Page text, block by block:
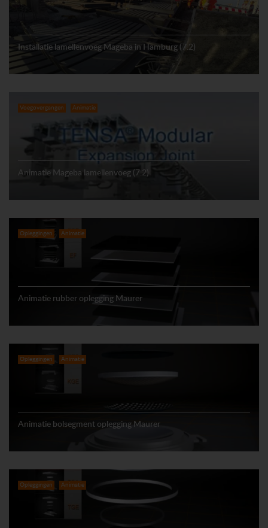
Installatie lamellenvoeg Mageba in Hamburg (7.2)
Voegovergangen Animatie
Animatie Mageba lamellenvoeg (7.2)
Opleggingen Animatie
Animatie rubber oplegging Maurer
Opleggingen Animatie
Animatie bolsegment oplegging Maurer
Opleggingen Animatie